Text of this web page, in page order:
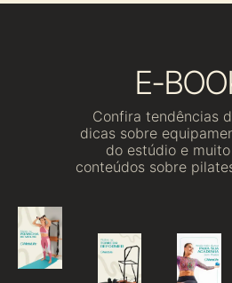
E-
Confira tendências
dicas sobre
do estúdio e
conteúdos sobre